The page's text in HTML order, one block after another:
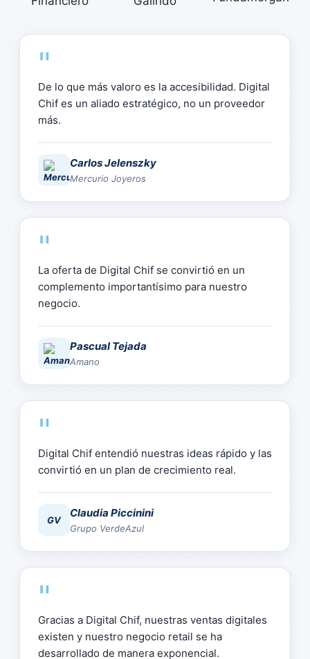
"
De lo que más valoro es la accesibilidad. Digital
Chif es un aliado estratégico, no un proveedor
más.
Carlos Jelenszky
Mercurio Joyeros
"
La oferta de Digital Chif se convirtió en un
complemento importantísimo para nuestro
negocio.
Pascual Tejada
Amano
"
Digital Chif entendió nuestras ideas rápido y las
convirtió en un plan de crecimiento real.
GV
Claudia Piccinini
Grupo VerdeAzul
"
Gracias a Digital Chif, nuestras ventas digitales
existen y nuestro negocio retail se ha
desarrollado de manera exponencial.